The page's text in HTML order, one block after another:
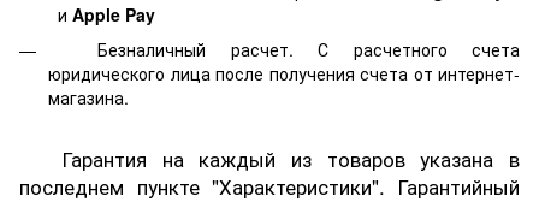
и Apple Pay
Безналичный расчет. С расчетного счета
юридического лица после получения счета от интернет-
магазина.
Гарантия на каждый из товаров указана в
последнем пункте "Характеристики". Гарантийный